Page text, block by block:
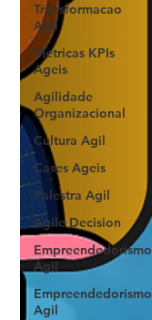
Transformacao
Agil
Metricas KPIs
Ageis
Agilidade
Organizacional
Cultura Agil
Cases Ageis
Palestra Agil
Agile Decision
Empreendedorismo
Ágil
Empreendedorismo
Agil